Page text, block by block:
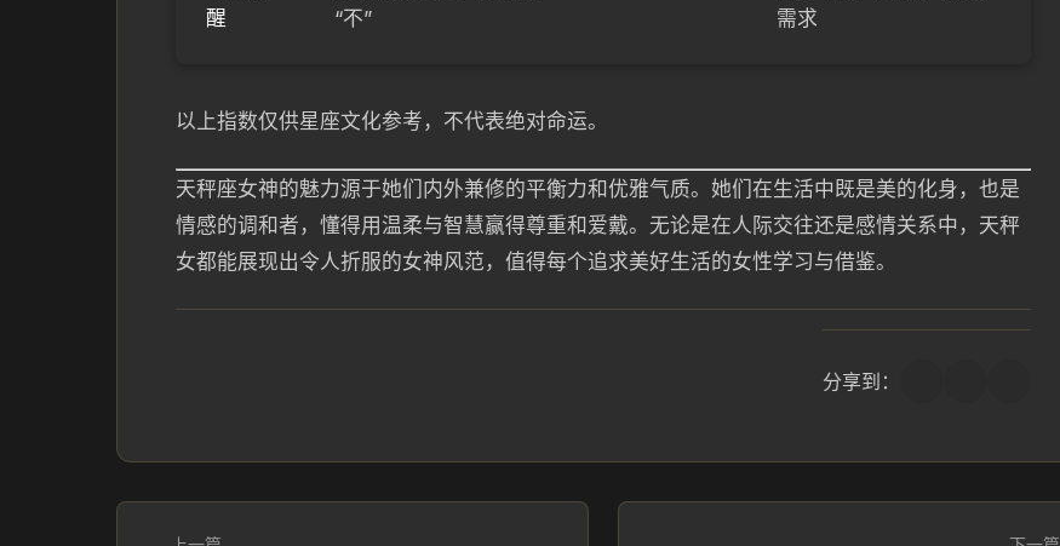
醒
“不”
需求
以上指数仅供星座文化参考，不代表绝对命运。
天秤座女神的魅力源于她们内外兼修的平衡力和优雅气质。她们在生活中既是美的化身，也是
情感的调和者，懂得用温柔与智慧赢得尊重和爱戴。无论是在人际交往还是感情关系中，天秤
女都能展现出令人折服的女神风范，值得每个追求美好生活的女性学习与借鉴。
分享到：